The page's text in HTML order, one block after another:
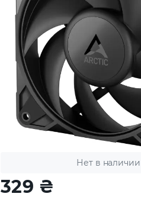
Нет в наличии
329 ₴